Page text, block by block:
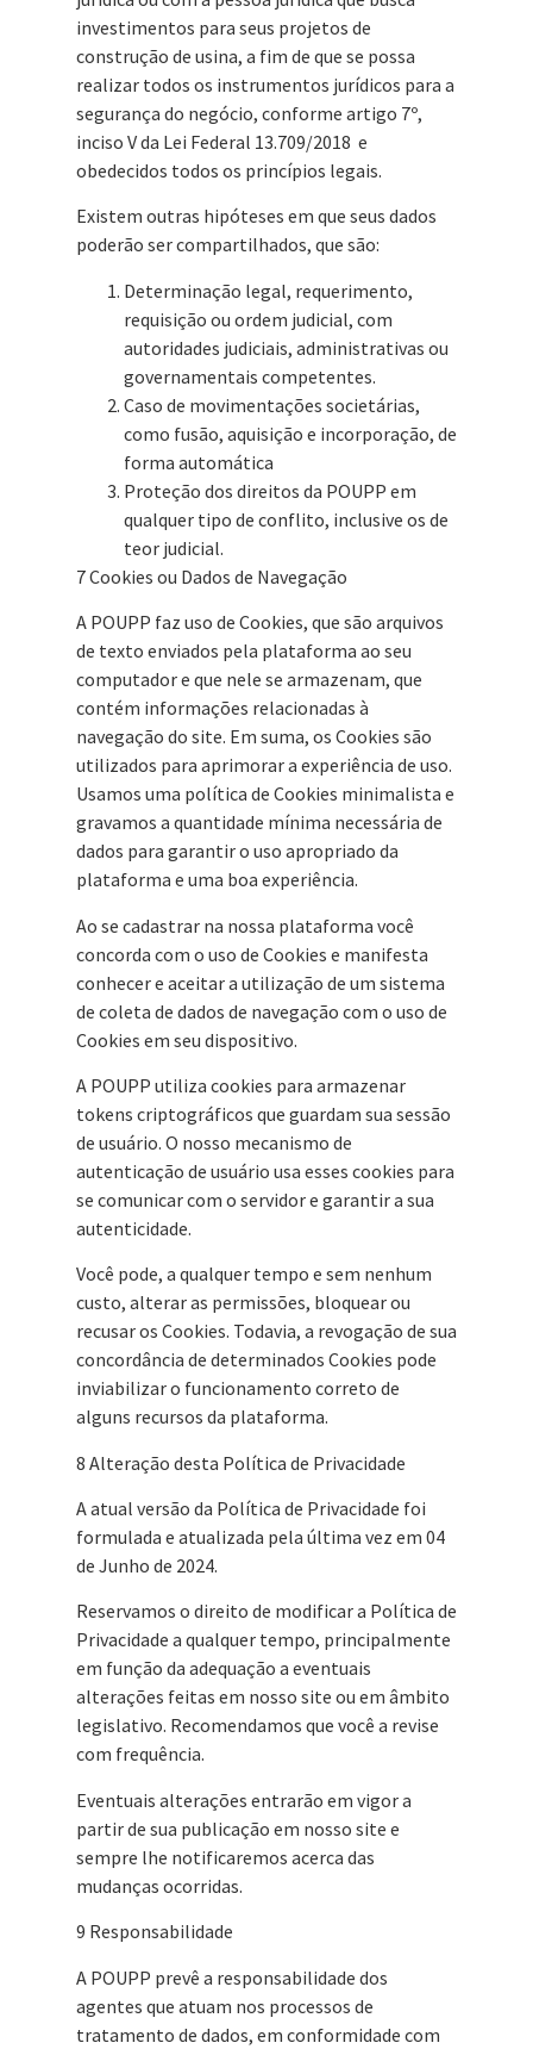
investimentos para seus projetos de
construção de usina, a fim de que se possa
realizar todos os instrumentos jurídicos para a
segurança do negócio, conforme artigo 7º,
inciso V da Lei Federal 13.709/2018 e
obedecidos todos os princípios legais.
Existem outras hipóteses em que seus dados
poderão ser compartilhados, que são:
Determinação legal, requerimento,
requisição ou ordem judicial, com
autoridades judiciais, administrativas ou
governamentais competentes.
Caso de movimentações societárias,
como fusão, aquisição e incorporação, de
forma automática
Proteção dos direitos da POUPP em
qualquer tipo de conflito, inclusive os de
teor judicial.
7 Cookies ou Dados de Navegação
A POUPP faz uso de Cookies, que são arquivos
de texto enviados pela plataforma ao seu
computador e que nele se armazenam, que
contém informações relacionadas à
navegação do site. Em suma, os Cookies são
utilizados para aprimorar a experiência de uso.
Usamos uma política de Cookies minimalista e
gravamos a quantidade mínima necessária de
dados para garantir o uso apropriado da
plataforma e uma boa experiência.
Ao se cadastrar na nossa plataforma você
concorda com o uso de Cookies e manifesta
conhecer e aceitar a utilização de um sistema
de coleta de dados de navegação com o uso de
Cookies em seu dispositivo.
A POUPP utiliza cookies para armazenar
tokens criptográficos que guardam sua sessão
de usuário. O nosso mecanismo de
autenticação de usuário usa esses cookies para
se comunicar com o servidor e garantir a sua
autenticidade.
Você pode, a qualquer tempo e sem nenhum
custo, alterar as permissões, bloquear ou
recusar os Cookies. Todavia, a revogação de sua
concordância de determinados Cookies pode
inviabilizar o funcionamento correto de
alguns recursos da plataforma.
8 Alteração desta Política de Privacidade
A atual versão da Política de Privacidade foi
formulada e atualizada pela última vez em 04
de Junho de 2024.
Reservamos o direito de modificar a Política de
Privacidade a qualquer tempo, principalmente
em função da adequação a eventuais
alterações feitas em nosso site ou em âmbito
legislativo. Recomendamos que você a revise
com frequência.
Eventuais alterações entrarão em vigor a
partir de sua publicação em nosso site e
sempre lhe notificaremos acerca das
mudanças ocorridas.
9 Responsabilidade
A POUPP prevê a responsabilidade dos
agentes que atuam nos processos de
tratamento de dados, em conformidade com